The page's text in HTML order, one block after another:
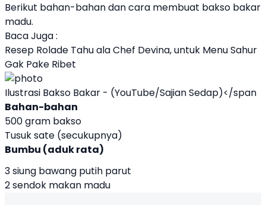
Berikut bahan-bahan dan cara membuat bakso bakar
madu.
Baca Juga :
Resep Rolade Tahu ala Chef Devina, untuk Menu Sahur
Gak Pake Ribet
Ilustrasi Bakso Bakar - (YouTube/Sajian Sedap)</span
Bahan-bahan
500 gram bakso
Tusuk sate (secukupnya)
Bumbu (aduk rata)
3 siung bawang putih parut
2 sendok makan madu